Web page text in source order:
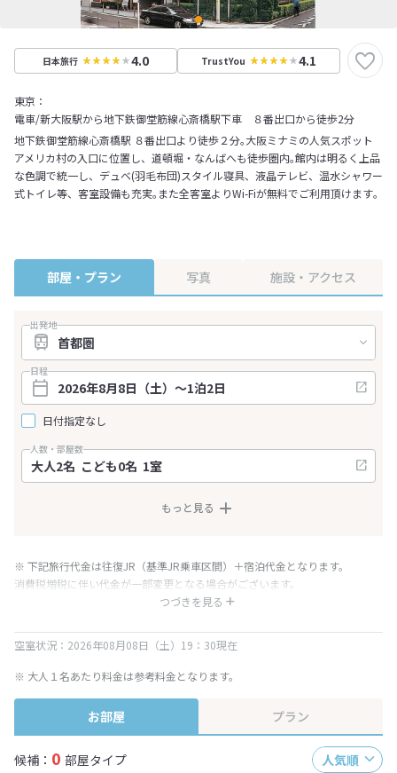
日本旅行 4.0 TrustYou 4.1
東京：
電車/新大阪駅から地下鉄御堂筋線心斎橋駅下車 ８番出口から徒歩2分
地下鉄御堂筋線心斎橋駅 ８番出口より徒歩２分｡大阪ミナミの人気スポット
アメリカ村の入口に位置し、道頓堀・なんばへも徒歩圏内｡館内は明るく上品
な色調で統一し、デュベ(羽毛布団)スタイル寝具、液晶テレビ、温水シャワー
式トイレ等、客室設備も充実｡また全客室よりWi-Fiが無料でご利用頂けます｡
部屋・プラン 写真 施設・アクセス
出発地
日程
日付指定なし
人数・部屋数
もっと見る
つづきを見る
※ 下記旅行代金は往復JR（基準JR乗車区間）＋宿泊代金となります。
消費税増税に伴い代金が一部変更となる場合がございます。
※ 表示されている旅行代金・プラン内容は一定時間ごとに更新されます。最
空室状況：2026年08月08日（土）19：30現在
※ 大人１名あたり料金は参考料金となります。
お部屋 プラン
候補： 0 部屋タイプ
人気順